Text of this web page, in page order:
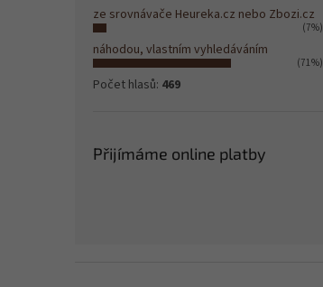
ze srovnávače Heureka.cz nebo Zbozi.cz
(7%)
náhodou, vlastním vyhledáváním
(71%)
Počet hlasů: 469
Přijímáme online platby